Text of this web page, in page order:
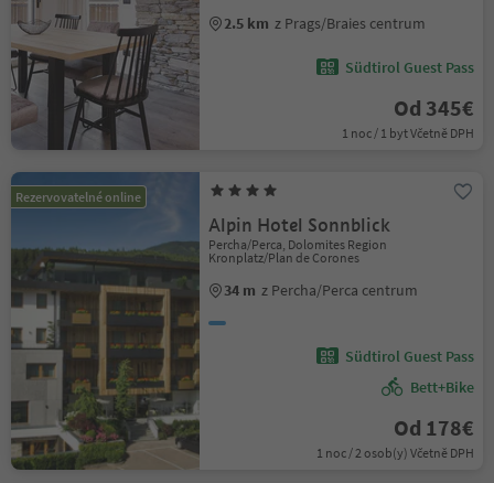
2.5 km z Prags/Braies centrum
Südtirol Guest Pass
Od 345€
1 noc / 1 byt Včetně DPH
Rezervovatelné online
Alpin Hotel Sonnblick
Percha/Perca, Dolomites Region
Kronplatz/Plan de Corones
34 m z Percha/Perca centrum
Südtirol Guest Pass
Bett+Bike
Od 178€
1 noc / 2 osob(y) Včetně DPH